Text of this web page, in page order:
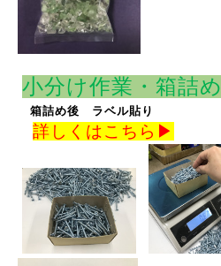
小分け作業・箱詰め
箱詰め後 ラベル貼り
詳しくはこちら▶